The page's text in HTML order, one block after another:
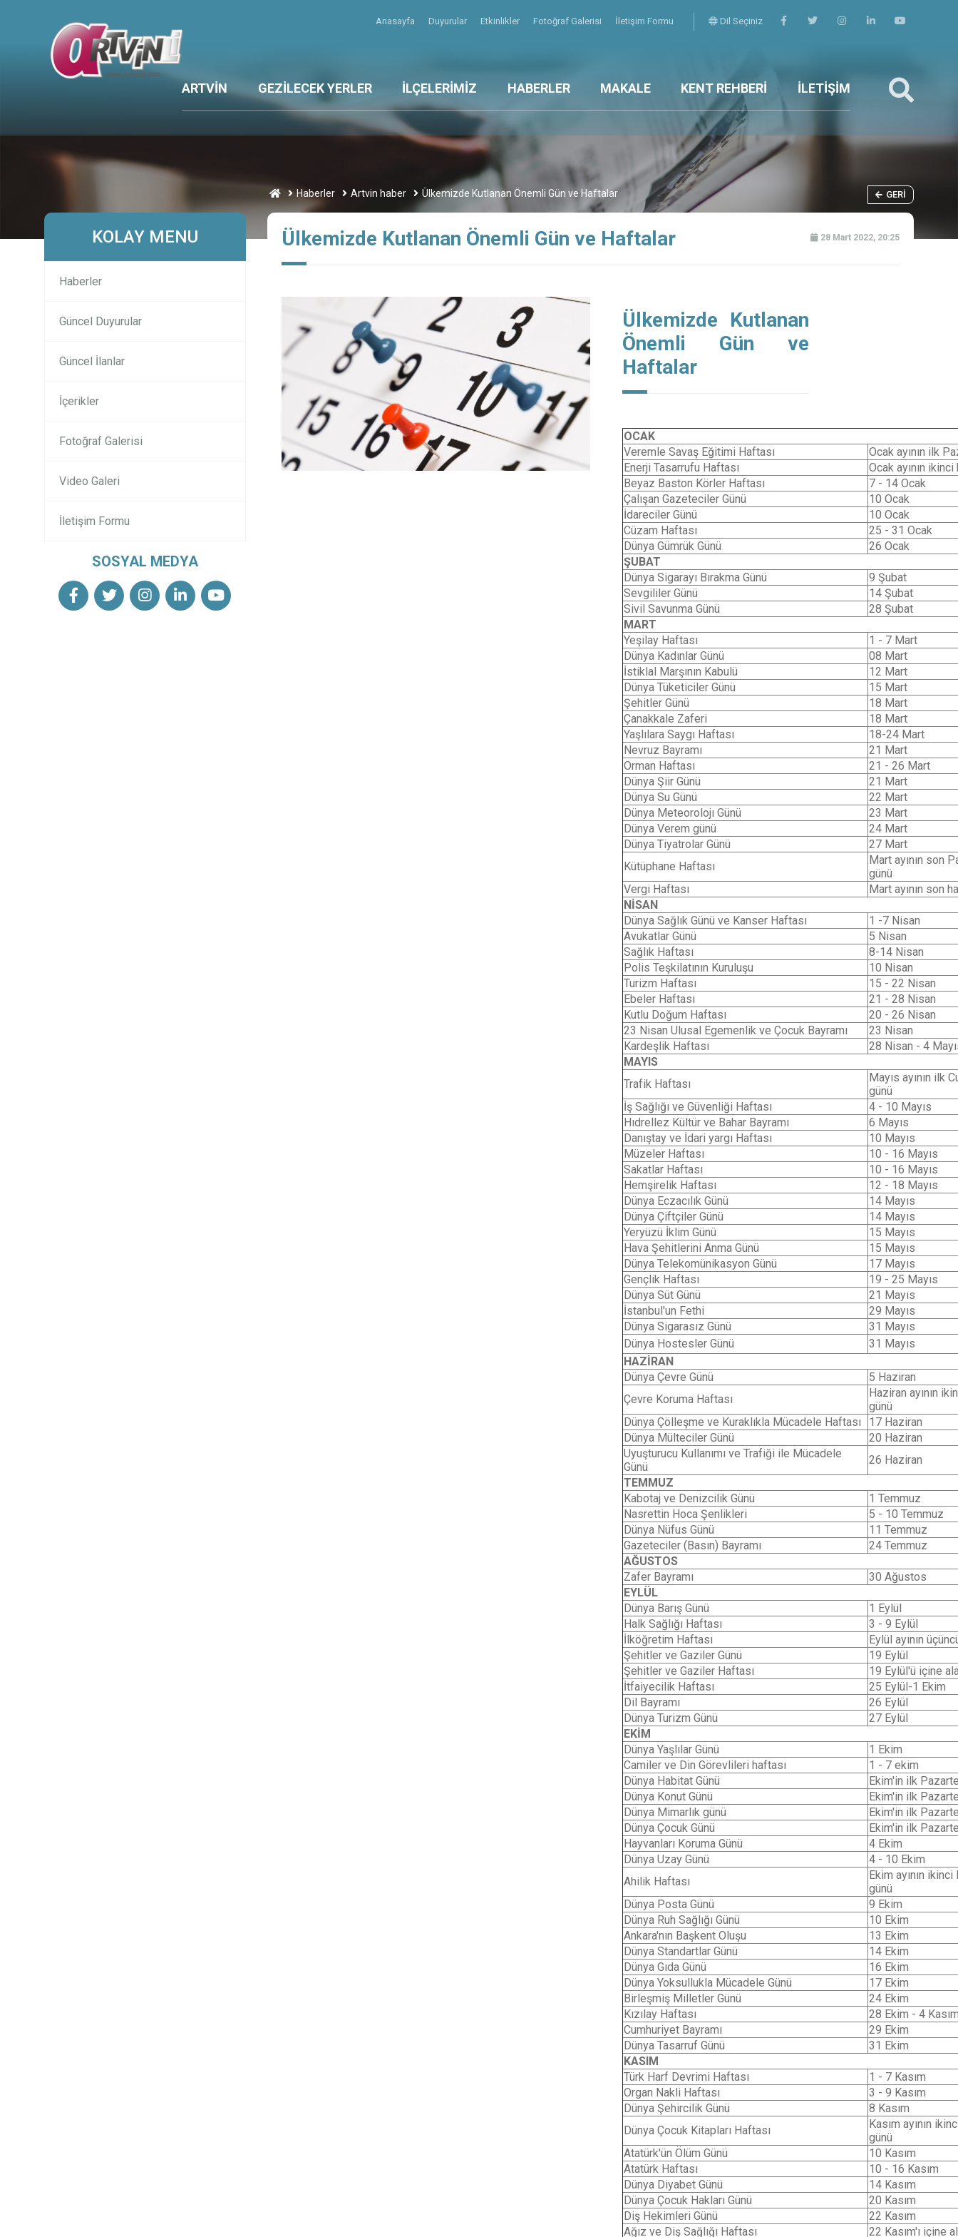
Anasayfa Duyurular Etkinlikler Fotoğraf Galerisi İletişim Formu Dil Seçiniz
ARTVİN GEZİLECEK YERLER İLÇELERİMİZ HABERLER MAKALE KENT REHBERİ İLETİŞİM
Haberler Artvin haber Ülkemizde Kutlanan Önemli Gün ve Haftalar GERI
KOLAY MENU
Haberler
Güncel Duyurular
Güncel İlanlar
İçerikler
Fotoğraf Galerisi
Video Galeri
İletişim Formu
SOSYAL MEDYA
Ülkemizde Kutlanan Önemli Gün ve Haftalar 28 Mart 2022, 20:25
Ülkemizde Kutlanan
Önemli Gün ve
Haftalar
OCAK
Veremle Savaş Eğitimi Haftası
Ocak ayının ilk
Enerji Tasarrufu Haftası
Ocak ayının ikinci
Beyaz Baston Körler Haftası
7 - 14 Ocak
Çalışan Gazeteciler Günü
10 Ocak
İdareciler Günü
10 Ocak
Cüzam Haftası
25 - 31 Ocak
Dünya Gümrük Günü
26 Ocak
ŞUBAT
Dünya Sigarayı Bırakma Günü
9 Şubat
Sevgililer Günü
14 Şubat
Sivil Savunma Günü
28 Şubat
MART
Yeşilay Haftası
1 - 7 Mart
Dünya Kadınlar Günü
08 Mart
İstiklal Marşının Kabulü
12 Mart
Dünya Tüketiciler Günü
15 Mart
Şehitler Günü
18 Mart
Çanakkale Zaferi
18 Mart
Yaşlılara Saygı Haftası
18-24 Mart
Nevruz Bayramı
21 Mart
Orman Haftası
21 - 26 Mart
Dünya Şiir Günü
21 Mart
Dünya Su Günü
22 Mart
Dünya Meteorolojı Günü
23 Mart
Dünya Verem günü
24 Mart
Dünya Tiyatrolar Günü
27 Mart
Kütüphane Haftası
Mart ayının son
günü
Vergi Haftası
Mart ayının son
NİSAN
Dünya Sağlık Günü ve Kanser Haftası
1 -7 Nisan
Avukatlar Günü
5 Nisan
Sağlık Haftası
8-14 Nisan
Polis Teşkilatının Kuruluşu
10 Nisan
Turizm Haftası
15 - 22 Nisan
Ebeler Haftası
21 - 28 Nisan
Kutlu Doğum Haftası
20 - 26 Nisan
23 Nisan Ulusal Egemenlik ve Çocuk Bayramı
23 Nisan
Kardeşlik Haftası
28 Nisan - 4
MAYIS
Trafik Haftası
Mayıs ayının ilk
günü
İş Sağlığı ve Güvenliği Haftası
4 - 10 Mayıs
Hıdrellez Kültür ve Bahar Bayramı
6 Mayıs
Danıştay ve İdari yargı Haftası
10 Mayıs
Müzeler Haftası
10 - 16 Mayıs
Sakatlar Haftası
10 - 16 Mayıs
Hemşirelik Haftası
12 - 18 Mayıs
Dünya Eczacılık Günü
14 Mayıs
Dünya Çiftçiler Günü
14 Mayıs
Yeryüzü İklim Günü
15 Mayıs
Hava Şehitlerini Anma Günü
15 Mayıs
Dünya Telekomünikasyon Günü
17 Mayıs
Gençlik Haftası
19 - 25 Mayıs
Dünya Süt Günü
21 Mayıs
İstanbul'un Fethi
29 Mayıs
Dünya Sigarasız Günü
31 Mayıs
Dünya Hostesler Günü
31 Mayıs
HAZİRAN
Dünya Çevre Günü
5 Haziran
Çevre Koruma Haftası
Haziran ayının
günü
Dünya Çölleşme ve Kuraklıkla Mücadele Haftası
17 Haziran
Dünya Mülteciler Günü
20 Haziran
Uyuşturucu Kullanımı ve Trafiği ile Mücadele
Günü
26 Haziran
TEMMUZ
Kabotaj ve Denizcilik Günü
1 Temmuz
Nasrettin Hoca Şenlikleri
5 - 10 Temmuz
Dünya Nüfus Günü
11 Temmuz
Gazeteciler (Basın) Bayramı
24 Temmuz
AĞUSTOS
Zafer Bayramı
30 Ağustos
EYLÜL
Dünya Barış Günü
1 Eylül
Halk Sağlığı Haftası
3 - 9 Eylül
İlköğretim Haftası
Eylül ayının
Şehitler ve Gaziler Günü
19 Eylül
Şehitler ve Gaziler Haftası
19 Eylül'ü içine
İtfaiyecilik Haftası
25 Eylül-1 Ekim
Dil Bayramı
26 Eylül
Dünya Turizm Günü
27 Eylül
EKİM
Dünya Yaşlılar Günü
1 Ekim
Camiler ve Din Görevlileri haftası
1 - 7 ekim
Dünya Habitat Günü
Ekim'in ilk
Dünya Konut Günü
Ekim'in ilk
Dünya Mimarlık günü
Ekim'in ilk
Dünya Çocuk Günü
Ekim'in ilk
Hayvanları Koruma Günü
4 Ekim
Dünya Uzay Günü
4 - 10 Ekim
Ahilik Haftası
Ekim ayının
günü
Dünya Posta Günü
9 Ekim
Dünya Ruh Sağlığı Günü
10 Ekim
Ankara'nın Başkent Oluşu
13 Ekim
Dünya Standartlar Günü
14 Ekim
Dünya Gıda Günü
16 Ekim
Dünya Yoksullukla Mücadele Günü
17 Ekim
Birleşmiş Milletler Günü
24 Ekim
Kızılay Haftası
28 Ekim - 4
Cumhuriyet Bayramı
29 Ekim
Dünya Tasarruf Günü
31 Ekim
KASIM
Türk Harf Devrimi Haftası
1 - 7 Kasım
Organ Nakli Haftası
3 - 9 Kasım
Dünya Şehircilik Günü
8 Kasım
Dünya Çocuk Kitapları Haftası
Kasım ayının
günü
Atatürk'ün Ölüm Günü
10 Kasım
Atatürk Haftası
10 - 16 Kasım
Dünya Diyabet Günü
14 Kasım
Dünya Çocuk Hakları Günü
20 Kasım
Diş Hekimleri Günü
22 Kasım
Ağız ve Diş Sağlığı Haftası
22 Kasım'ı içine